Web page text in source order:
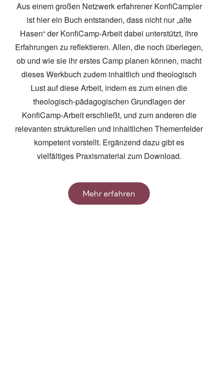
Aus einem großen Netzwerk erfahrener KonfiCampler
ist hier ein Buch entstanden, dass nicht nur „alte
Hasen“ der KonfiCamp-Arbeit dabei unterstützt, ihre
Erfahrungen zu reflektieren. Allen, die noch überlegen,
ob und wie sie ihr erstes Camp planen können, macht
dieses Werkbuch zudem inhaltlich und theologisch
Lust auf diese Arbeit, indem es zum einen die
theologisch-pädagogischen Grundlagen der
KonfiCamp-Arbeit erschließt, und zum anderen die
relevanten strukturellen und inhaltlichen Themenfelder
kompetent vorstellt. Ergänzend dazu gibt es
vielfältiges Praxismaterial zum Download.
Mehr erfahren